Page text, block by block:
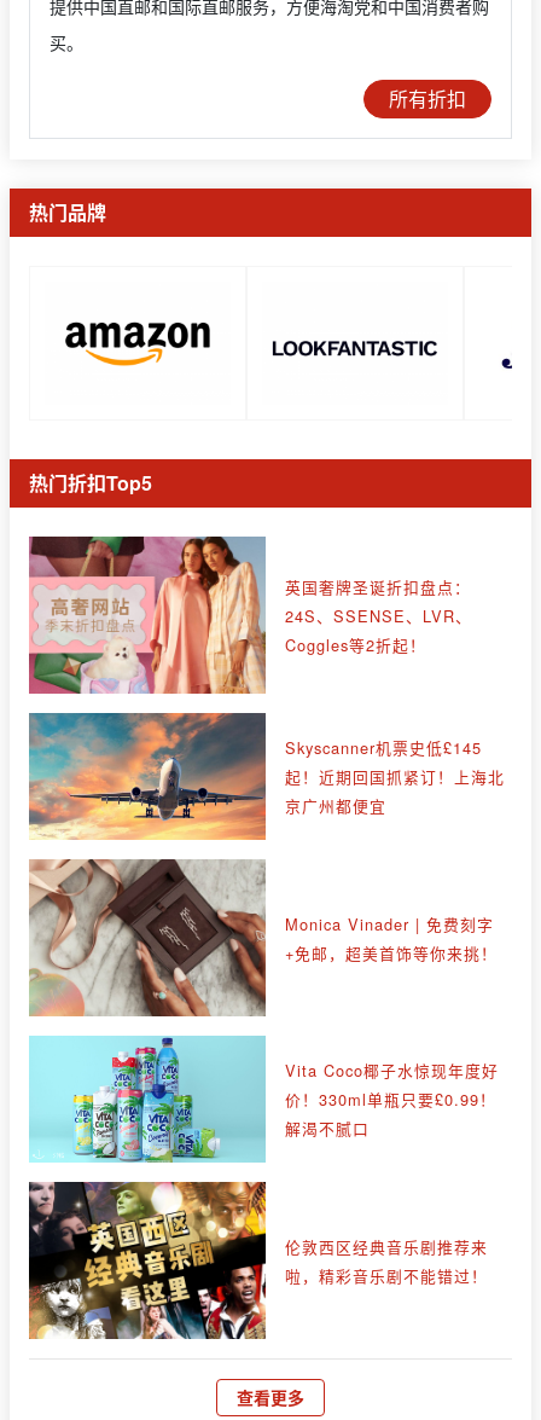
提供中国直邮和国际直邮服务，方便海淘党和中国消费者购
买。
所有折扣
热门品牌
热门折扣Top5
英国奢牌圣诞折扣盘点：
24S、SSENSE、LVR、
Coggles等2折起！
Skyscanner机票史低£145
起！近期回国抓紧订！上海北
京广州都便宜
Monica Vinader | 免费刻字
+免邮，超美首饰等你来挑！
Vita Coco椰子水惊现年度好
价！330ml单瓶只要£0.99！
解渴不腻口
伦敦西区经典音乐剧推荐来
啦，精彩音乐剧不能错过！
查看更多